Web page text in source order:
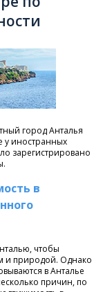
город Анталья
у иностранных
зарегистрировано
в
чтобы
и природой. Однако
в Анталье
причин, по